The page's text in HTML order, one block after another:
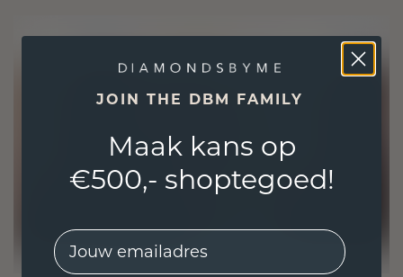
JOIN THE DBM FAMILY
Maak kans op
€500,- shoptegoed!
EMail